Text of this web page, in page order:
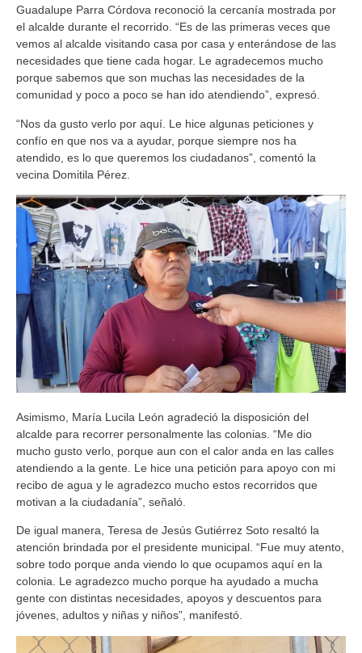
Guadalupe Parra Córdova reconoció la cercanía mostrada por
el alcalde durante el recorrido. “Es de las primeras veces que
vemos al alcalde visitando casa por casa y enterándose de las
necesidades que tiene cada hogar. Le agradecemos mucho
porque sabemos que son muchas las necesidades de la
comunidad y poco a poco se han ido atendiendo”, expresó.
“Nos da gusto verlo por aquí. Le hice algunas peticiones y
confío en que nos va a ayudar, porque siempre nos ha
atendido, es lo que queremos los ciudadanos”, comentó la
vecina Domitila Pérez.
Asimismo, María Lucila León agradeció la disposición del
alcalde para recorrer personalmente las colonias. “Me dio
mucho gusto verlo, porque aun con el calor anda en las calles
atendiendo a la gente. Le hice una petición para apoyo con mi
recibo de agua y le agradezco mucho estos recorridos que
motivan a la ciudadanía”, señaló.
De igual manera, Teresa de Jesús Gutiérrez Soto resaltó la
atención brindada por el presidente municipal. “Fue muy atento,
sobre todo porque anda viendo lo que ocupamos aquí en la
colonia. Le agradezco mucho porque ha ayudado a mucha
gente con distintas necesidades, apoyos y descuentos para
jóvenes, adultos y niñas y niños”, manifestó.